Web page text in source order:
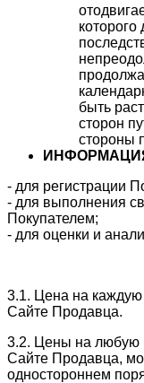
которого
быть
сторон
стороны
- для регистрации
- для выполнения
Покупателем;
- для оценки и
3.1. Цена на каждую
Сайте Продавца.
3.2. Цены на любую
Сайте Продавца,
одностороннем